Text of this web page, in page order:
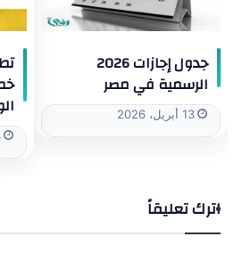
جدول إجازات 2026
الرسمية في مصر
13 أبريل، 2026
3
اترك تعليقاً